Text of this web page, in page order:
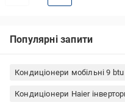
Популярні запити
Кондиціонери мобільні 9 btu
Кондиціонери Haier